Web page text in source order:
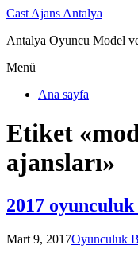
Cast Ajans Antalya
Antalya Oyuncu Model
Menü
Ana sayfa
Etiket
ajansları»
2017 oyunculuk
Mart 9, 2017Oyunculuk